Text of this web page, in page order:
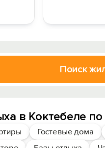
Поиск
в Коктебеле
Гостевые дома